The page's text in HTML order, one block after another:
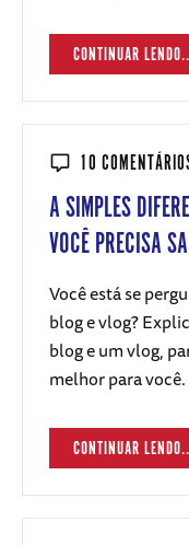
CONTINUAR
10
A SIMPLES
VOCÊ PRECISA
Você está se
blog e vlog?
blog e um vlog,
melhor para você.
CONTINUAR